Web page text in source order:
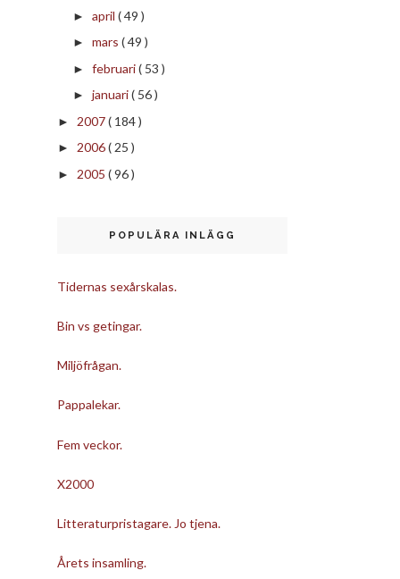
► april ( 49 )
► mars ( 49 )
► februari( 53 )
► januari( 56 )
► 2007( 184 )
► 2006( 25 )
► 2005 ( 96 )
POPULÄRA INLÄGG
Tidernas sexårskalas.
Bin vs getingar.
Miljöfrågan.
Pappalekar.
Fem veckor.
X2000
Litteraturpristagare. Jo tjena.
Årets insamling.